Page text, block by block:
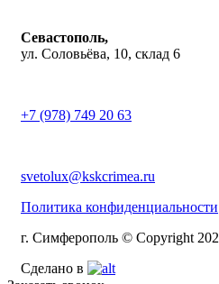
Севастополь,
ул. Соловьёва, 10, склад 6
+7 (978) 749 20 63
svetolux@kskcrimea.ru
Политика конфиденциальности
г. Симферополь © Copyright
Сделано в